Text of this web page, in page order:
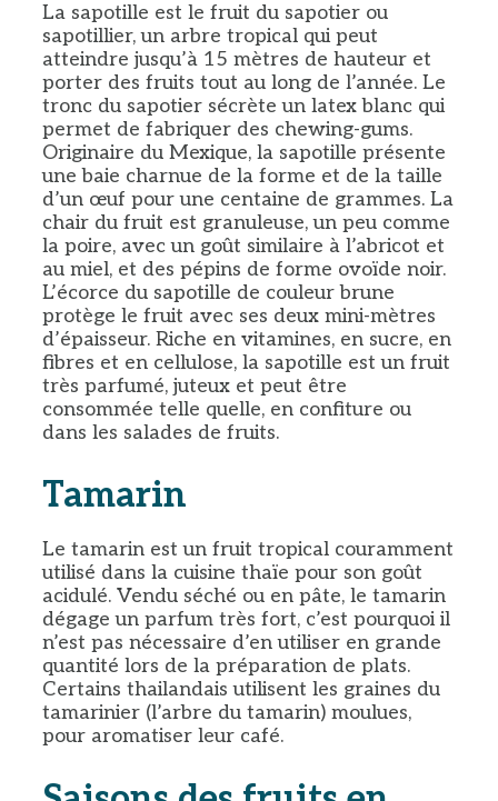
La sapotille est le fruit du sapotier ou
sapotillier, un arbre tropical qui peut
atteindre jusqu’à 15 mètres de hauteur et
porter des fruits tout au long de l’année. Le
tronc du sapotier sécrète un latex blanc qui
permet de fabriquer des chewing-gums.
Originaire du Mexique, la sapotille présente
une baie charnue de la forme et de la taille
d’un œuf pour une centaine de grammes. La
chair du fruit est granuleuse, un peu comme
la poire, avec un goût similaire à l’abricot et
au miel, et des pépins de forme ovoïde noir.
L’écorce du sapotille de couleur brune
protège le fruit avec ses deux mini-mètres
d’épaisseur. Riche en vitamines, en sucre, en
fibres et en cellulose, la sapotille est un fruit
très parfumé, juteux et peut être
consommée telle quelle, en confiture ou
dans les salades de fruits.
Tamarin
Le tamarin est un fruit tropical couramment
utilisé dans la cuisine thaïe pour son goût
acidulé. Vendu séché ou en pâte, le tamarin
dégage un parfum très fort, c’est pourquoi il
n’est pas nécessaire d’en utiliser en grande
quantité lors de la préparation de plats.
Certains thailandais utilisent les graines du
tamarinier (l’arbre du tamarin) moulues,
pour aromatiser leur café.